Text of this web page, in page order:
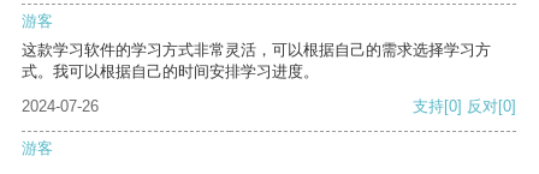
游客
这款学习软件的学习方式非常灵活，可以根据自己的需求选择学习方
式。我可以根据自己的时间安排学习进度。
2024-07-26
支持[0] 反对[0]
游客